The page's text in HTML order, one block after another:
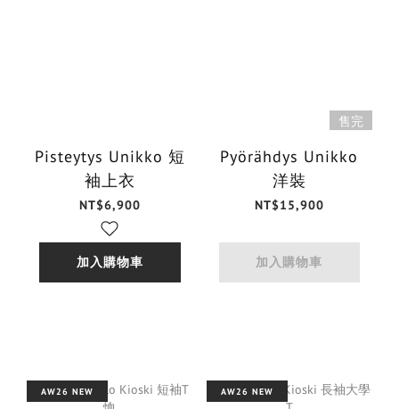
Pisteytys Unikko 短
袖上衣
NT$6,900
加入購物車
售完
Pyörähdys Unikko
洋裝
NT$15,900
加入購物車
AW26 NEW AW26 NEW